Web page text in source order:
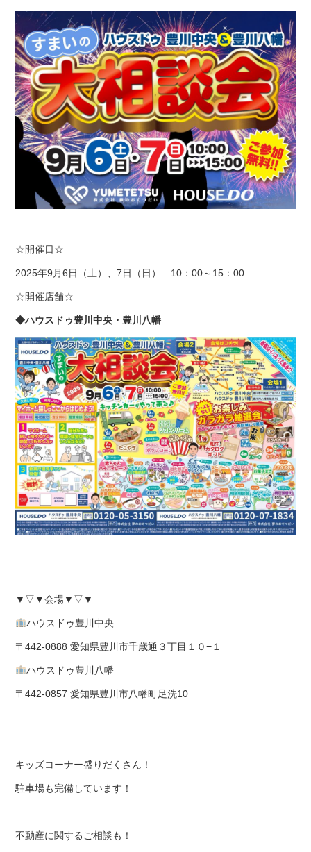
☆開催日☆
2025年9月6日（土）、7日（日） 10：00～15：00
☆開催店舗☆
◆ハウスドゥ豊川中央・豊川八幡
▼▽▼会場▼▽▼
ハウスドゥ豊川中央
〒442-0888 愛知県豊川市千歳通３丁目１０−１
ハウスドゥ豊川八幡
〒442-0857 愛知県豊川市八幡町足洗10
キッズコーナー盛りだくさん！
駐車場も完備しています！
不動産に関するご相談も！